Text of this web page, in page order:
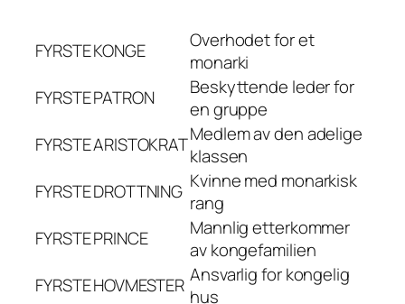
FYRSTEKONGE
Overhodet for et
monarki
FYRSTEPATRON
Beskyttende leder for
en gruppe
FYRSTEARISTOKRATMedlem av den adelige
klassen
FYRSTEDROTTNING Kvinne med monarkisk
rang
FYRSTEPRINCE
Mannlig etterkommer
av kongefamilien
FYRSTEHOVMESTER Ansvarlig for kongelig
hus